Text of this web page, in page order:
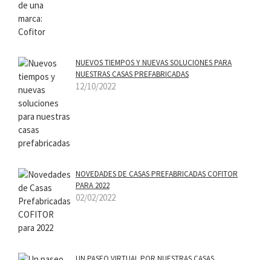
NUEVOS TIEMPOS Y NUEVAS SOLUCIONES PARA
NUESTRAS CASAS PREFABRICADAS
12/10/2022
NOVEDADES DE CASAS PREFABRICADAS COFITOR
PARA 2022
02/02/2022